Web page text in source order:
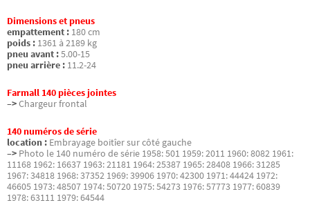
Dimensions et pneus
empattement : 180 cm
poids : 1361 à 2189 kg
pneu avant :5.00-15
pneu arrière : 11.2-24
Farmall 140 pièces jointes
–>Chargeur frontal
140 numéros de série
location : Embrayage boitîer sur côté gauche
–> Photo le 140 numéro de série 1958: 501 1959: 2011 1960: 8082 1961:
11168 1962: 16637 1963: 21181 1964: 25387 1965: 28408 1966: 31285
1967: 34818 1968: 37352 1969: 39906 1970: 42300 1971: 44424 1972:
46605 1973: 48507 1974: 50720 1975: 54273 1976: 57773 1977: 60839
1978: 63111 1979: 64544